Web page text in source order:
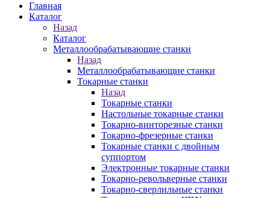
Главная
Каталог
Назад
Каталог
Металлообрабатывающие станки
Назад
Металлообрабатывающие станки
Токарные станки
Назад
Токарные станки
Настольные токарные станки
Токарно-винторезные станки
Токарно-фрезерные станки
Токарные станки с двойным
суппортом
Электронные токарные станки
Токарно-револьверные станки
Токарно-сверлильные станки